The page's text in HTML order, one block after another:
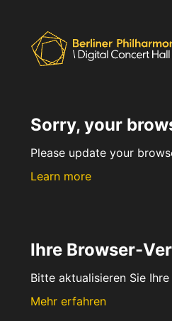
Sorry, your
Please update your
Learn more
Ihre Browser-
Bitte aktualisieren Sie
Mehr erfahren